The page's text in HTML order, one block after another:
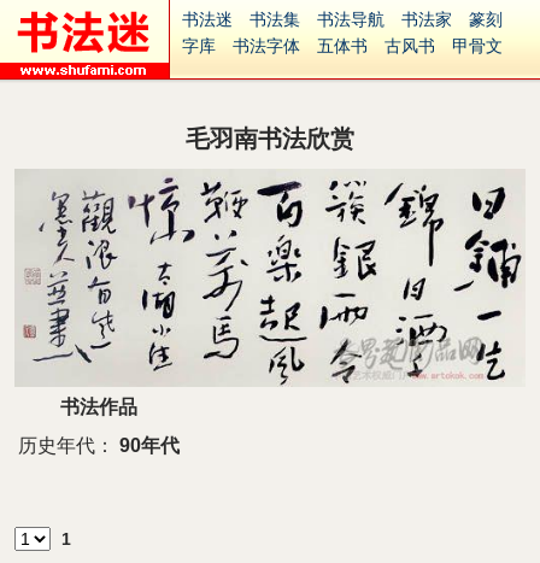
书法迷 书法集 书法导航 书法家
篆刻
字库
书法字体 五体书 古风书
甲骨文
集字
字形 大字 篆刻之家
古籍
中医 象棋 游戏
起名
英语 印章 签名
字体下载
免费字体 中文字体
英文字体
Ai矢量
P图宝 南无阿弥陀佛
意见反馈
安全网站
捐赠 繁體版
毛羽南书法欣赏
书法作品
历史年代：
90年代
1